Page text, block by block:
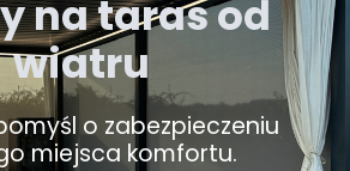
na taras od
wiatru
o zabezpieczeniu
miejsca komfortu.